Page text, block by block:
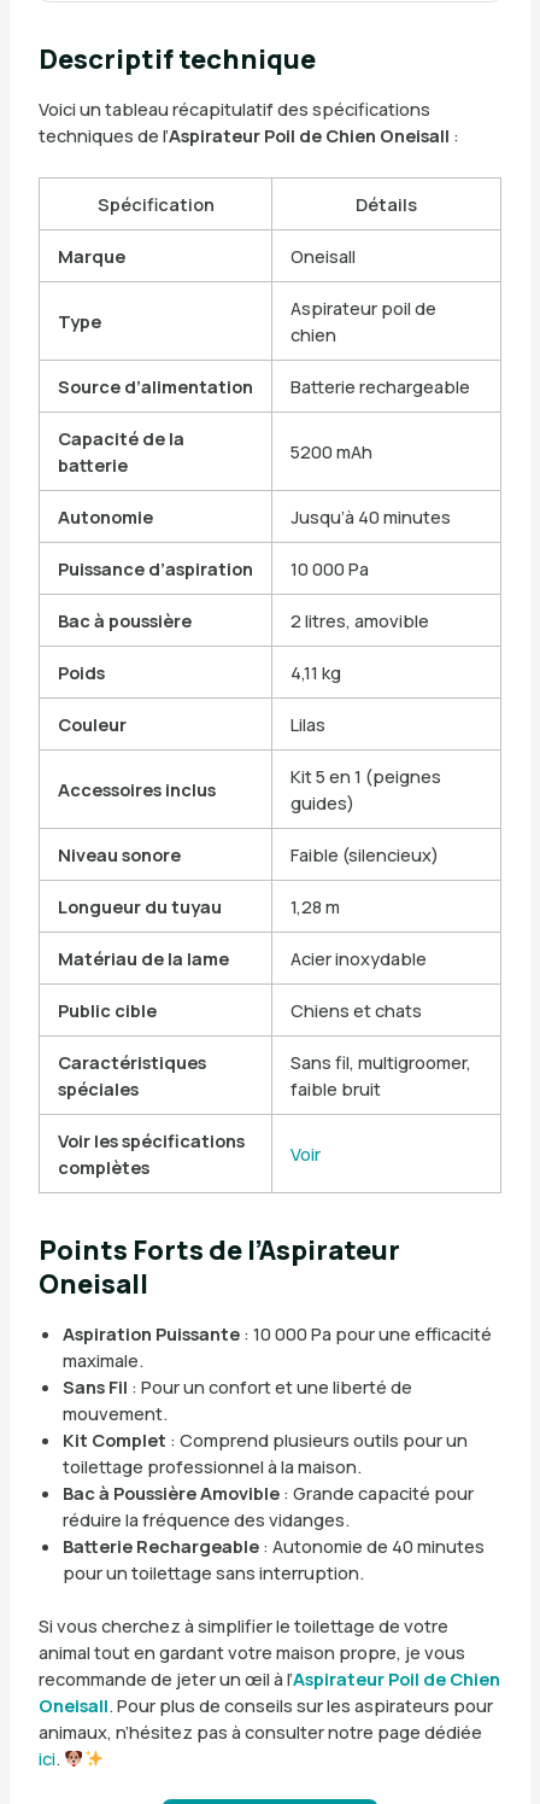
Descriptif technique
Voici un tableau récapitulatif des spécifications
techniques de l’Aspirateur Poil de Chien Oneisall :
Spécification Détails
Marque Oneisall
Type
Aspirateur poil de
chien
Source d’alimentation Batterie rechargeable
Capacité de la
batterie
5200 mAh
Autonomie Jusqu’à 40 minutes
Puissance d’aspiration 10 000 Pa
Bac à poussière 2 litres, amovible
Poids 4,11 kg
Couleur Lilas
Accessoires inclus
Kit 5 en 1 (peignes
guides)
Niveau sonore Faible (silencieux)
Longueur du tuyau 1,28 m
Matériau de la lame Acier inoxydable
Public cible Chiens et chats
Caractéristiques
spéciales
Sans fil, multigroomer,
faible bruit
Voir les spécifications
complètes
Voir
Points Forts de l’Aspirateur
Oneisall
Aspiration Puissante: 10 000 Pa pour une efficacité
maximale.
Sans Fil : Pour un confort et une liberté de
mouvement.
Kit Complet : Comprend plusieurs outils pour un
toilettage professionnel à la maison.
Bac à Poussière Amovible: Grande capacité pour
réduire la fréquence des vidanges.
Batterie Rechargeable: Autonomie de 40 minutes
pour un toilettage sans interruption.
Si vous cherchez à simplifier le toilettage de votre
animal tout en gardant votre maison propre, je vous
recommande de jeter un œil à l’Aspirateur Poil de Chien
Oneisall. Pour plus de conseils sur les aspirateurs pour
animaux, n’hésitez pas à consulter notre page dédiée
ici.